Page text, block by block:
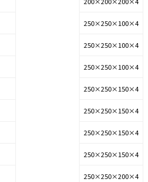
250×250×100×4
250×250×100×4
250×250×100×4
250×250×150×4
250×250×150×4
250×250×150×4
250×250×150×4
250×250×200×4